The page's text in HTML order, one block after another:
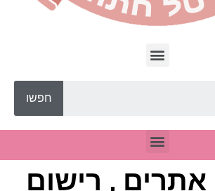
חפשו
אתרים , רישום